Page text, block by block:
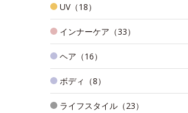
UV（18）
インナーケア（33）
ヘア（16）
ボディ（8）
ライフスタイル（23）